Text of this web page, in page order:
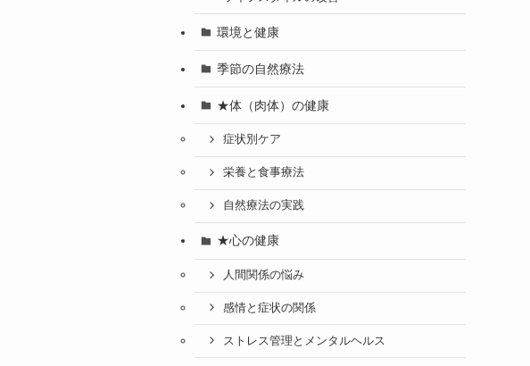
環境と健康
季節の自然療法
★体（肉体）の健康
症状別ケア
栄養と食事療法
自然療法の実践
★心の健康
人間関係の悩み
感情と症状の関係
ストレス管理とメンタルヘルス